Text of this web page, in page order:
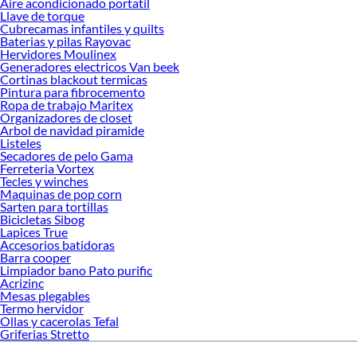
Llave de torque
Cubrecamas infantiles y quilts
Baterias y pilas Rayovac
Hervidores Moulinex
Generadores electricos Van beek
Cortinas blackout termicas
Pintura para fibrocemento
Ropa de trabajo Maritex
Organizadores de closet
Arbol de navidad piramide
Listeles
Secadores de pelo Gama
Ferreteria Vortex
Tecles y winches
Maquinas de pop corn
Sarten para tortillas
Bicicletas Sibog
Lapices True
Accesorios batidoras
Barra cooper
Limpiador bano Pato purific
Acrizinc
Mesas plegables
Termo hervidor
Ollas y cacerolas Tefal
Griferias Stretto